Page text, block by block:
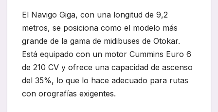
El Navigo Giga, con una longitud de 9,2
metros, se posiciona como el modelo más
grande de la gama de midibuses de Otokar.
Está equipado con un motor Cummins Euro 6
de 210 CV y ofrece una capacidad de ascenso
del 35%, lo que lo hace adecuado para rutas
con orografías exigentes.